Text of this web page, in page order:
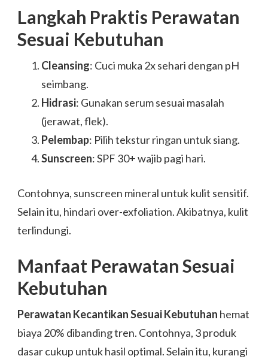
Langkah Praktis Perawatan
Sesuai Kebutuhan
Cleansing: Cuci muka 2x sehari dengan pH
seimbang.
Hidrasi: Gunakan serum sesuai masalah
(jerawat, flek).
Pelembap: Pilih tekstur ringan untuk siang.
Sunscreen: SPF 30+ wajib pagi hari.
Contohnya, sunscreen mineral untuk kulit sensitif.
Selain itu, hindari over-exfoliation. Akibatnya, kulit
terlindungi.
Manfaat Perawatan Sesuai
Kebutuhan
Perawatan Kecantikan Sesuai Kebutuhan hemat
biaya 20% dibanding tren. Contohnya, 3 produk
dasar cukup untuk hasil optimal. Selain itu, kurangi